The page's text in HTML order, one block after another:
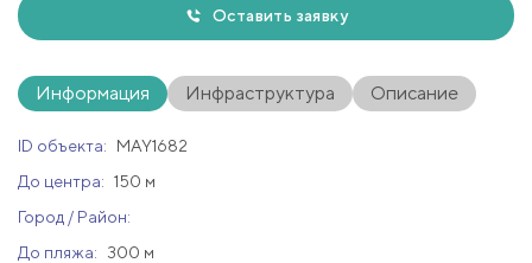
Оставить заявку
Информация Инфраструктура Описание
ID объекта:
MAY1682
До центра: 150 м
Город / Район:
До пляжа:
300 м